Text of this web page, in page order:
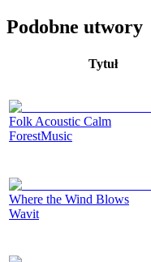
Podobne utwory
Tytuł
Folk Acoustic Calm
ForestMusic
Where the Wind Blows
Wavit